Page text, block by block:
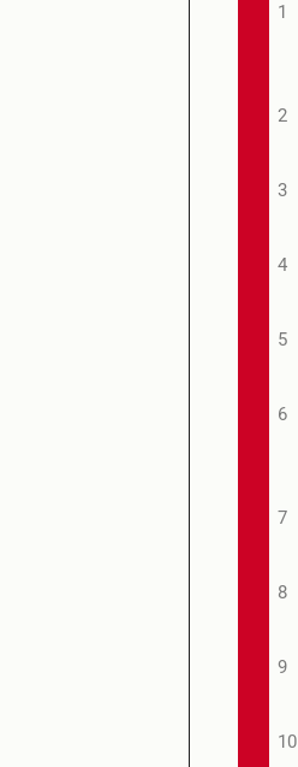
1
2
3
4
5
6
7
8
9
10